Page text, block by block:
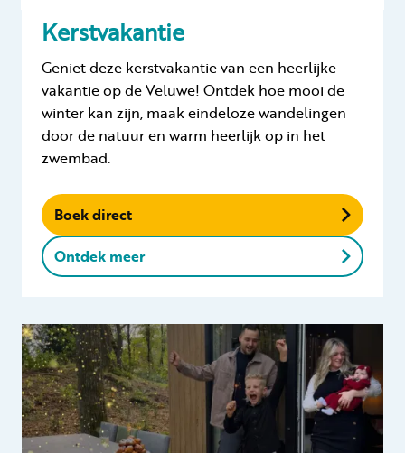
Kerstvakantie
Geniet deze kerstvakantie van een heerlijke
vakantie op de Veluwe! Ontdek hoe mooi de
winter kan zijn, maak eindeloze wandelingen
door de natuur en warm heerlijk op in het
zwembad.
Boek direct
Ontdek meer